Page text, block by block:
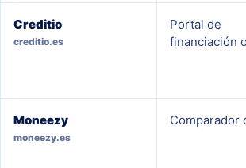
Creditio
creditio.es
Portal de
financiación
Moneezy
moneezy.es
Comparador